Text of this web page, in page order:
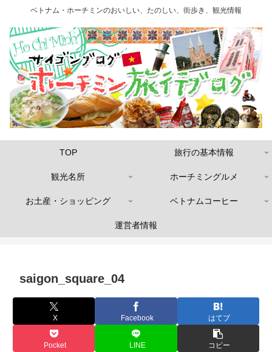
ベトナム・ホーチミンのおいしい、たのしい、街歩き、観光情報
TOP 旅行の基本情報
観光名所 ホーチミングルメ
お土産・ショッピング ベトナムコーヒー
運営者情報
saigon_square_04
X Facebook はてブ
Pocket LINE コピー